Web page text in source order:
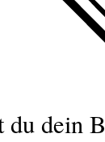
du dein